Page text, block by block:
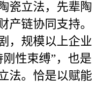
瓷立法，先辈陶
产链协同支持。
，规模以上企业
性束缚”，也是
法。恰是以赋能